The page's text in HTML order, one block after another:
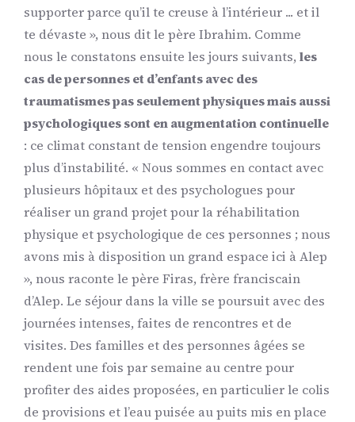
supporter parce qu’il te creuse à l’intérieur ... et il
te dévaste », nous dit le père Ibrahim. Comme
nous le constatons ensuite les jours suivants, les
cas de personnes et d’enfants avec des
traumatismes pas seulement physiques mais aussi
psychologiques sont en augmentation continuelle
: ce climat constant de tension engendre toujours
plus d’instabilité. « Nous sommes en contact avec
plusieurs hôpitaux et des psychologues pour
réaliser un grand projet pour la réhabilitation
physique et psychologique de ces personnes ; nous
avons mis à disposition un grand espace ici à Alep
», nous raconte le père Firas, frère franciscain
d’Alep. Le séjour dans la ville se poursuit avec des
journées intenses, faites de rencontres et de
visites. Des familles et des personnes âgées se
rendent une fois par semaine au centre pour
profiter des aides proposées, en particulier le colis
de provisions et l’eau puisée au puits mis en place